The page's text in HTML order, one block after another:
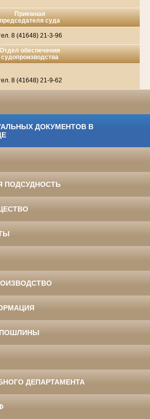
Приемная
председателя суда
8 (41648) 21-3-96
Отдел обеспечения
судопроизводства
8 (41648) 21-9-62
ДОКУМЕНТОВ В
ПОДСУДНОСТЬ
ДЕПАРТАМЕНТА